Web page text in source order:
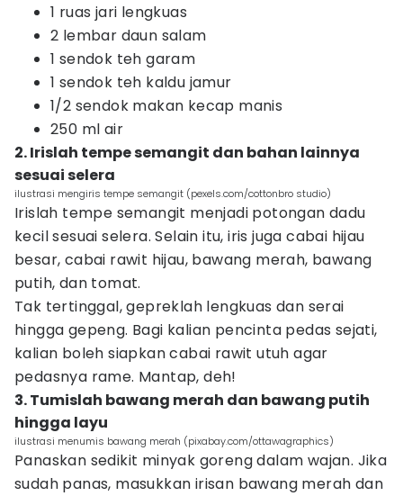
1 ruas jari lengkuas
2 lembar daun salam
1 sendok teh garam
1 sendok teh kaldu jamur
1/2 sendok makan kecap manis
250 ml air
2. Irislah tempe semangit dan bahan lainnya
sesuai selera
ilustrasi mengiris tempe semangit (pexels.com/cottonbro studio)
Irislah tempe semangit menjadi potongan dadu
kecil sesuai selera. Selain itu, iris juga cabai hijau
besar, cabai rawit hijau, bawang merah, bawang
putih, dan tomat.
Tak tertinggal, gepreklah lengkuas dan serai
hingga gepeng. Bagi kalian pencinta pedas sejati,
kalian boleh siapkan cabai rawit utuh agar
pedasnya rame. Mantap, deh!
3. Tumislah bawang merah dan bawang putih
hingga layu
ilustrasi menumis bawang merah (pixabay.com/ottawagraphics)
Panaskan sedikit minyak goreng dalam wajan. Jika
sudah panas, masukkan irisan bawang merah dan